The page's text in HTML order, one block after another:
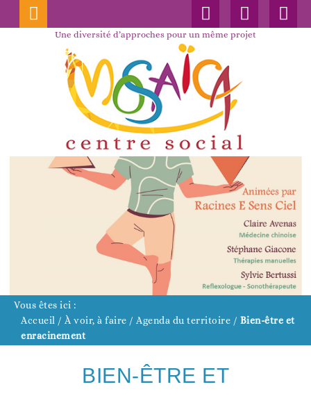
Une diversité d’approches pour un même projet
Vous êtes ici :
Accueil / À voir, à faire / Agenda du territoire / Bien-être et
enracinement
BIEN-ÊTRE ET